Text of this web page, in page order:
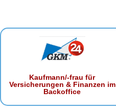
Kaufmann/-frau für
Versicherungen & Finanzen im
Backoffice